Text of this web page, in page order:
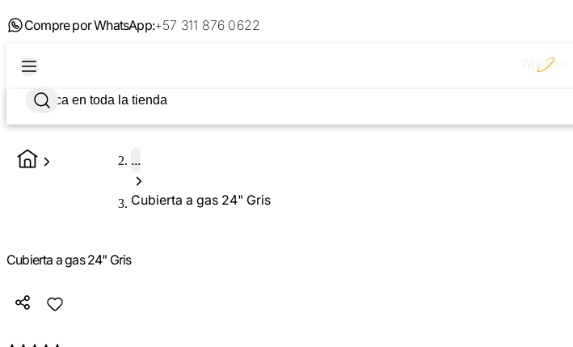
Compre por WhatsApp:+57 311 876 0622
...
Cubierta a gas 24" Gris
Cubierta a gas 24" Gris